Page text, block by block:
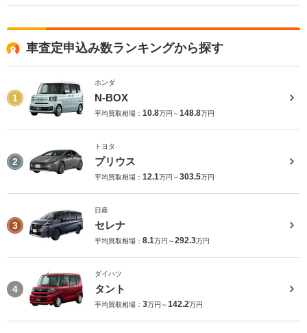
車査定申込み数ランキングから探す
1
ホンダ
N-BOX
平均買取相場： 10.8万円～148.8万円
2
トヨタ
プリウス
平均買取相場： 12.1万円～303.5万円
3
日産
セレナ
平均買取相場： 8.1万円～292.3万円
4
ダイハツ
タント
平均買取相場： 3万円～142.2万円